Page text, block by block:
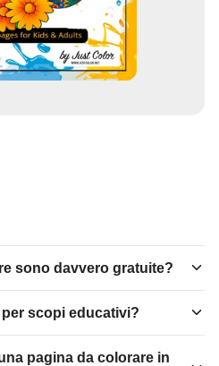
sono davvero gratuite?
scopi educativi?
pagina da colorare in